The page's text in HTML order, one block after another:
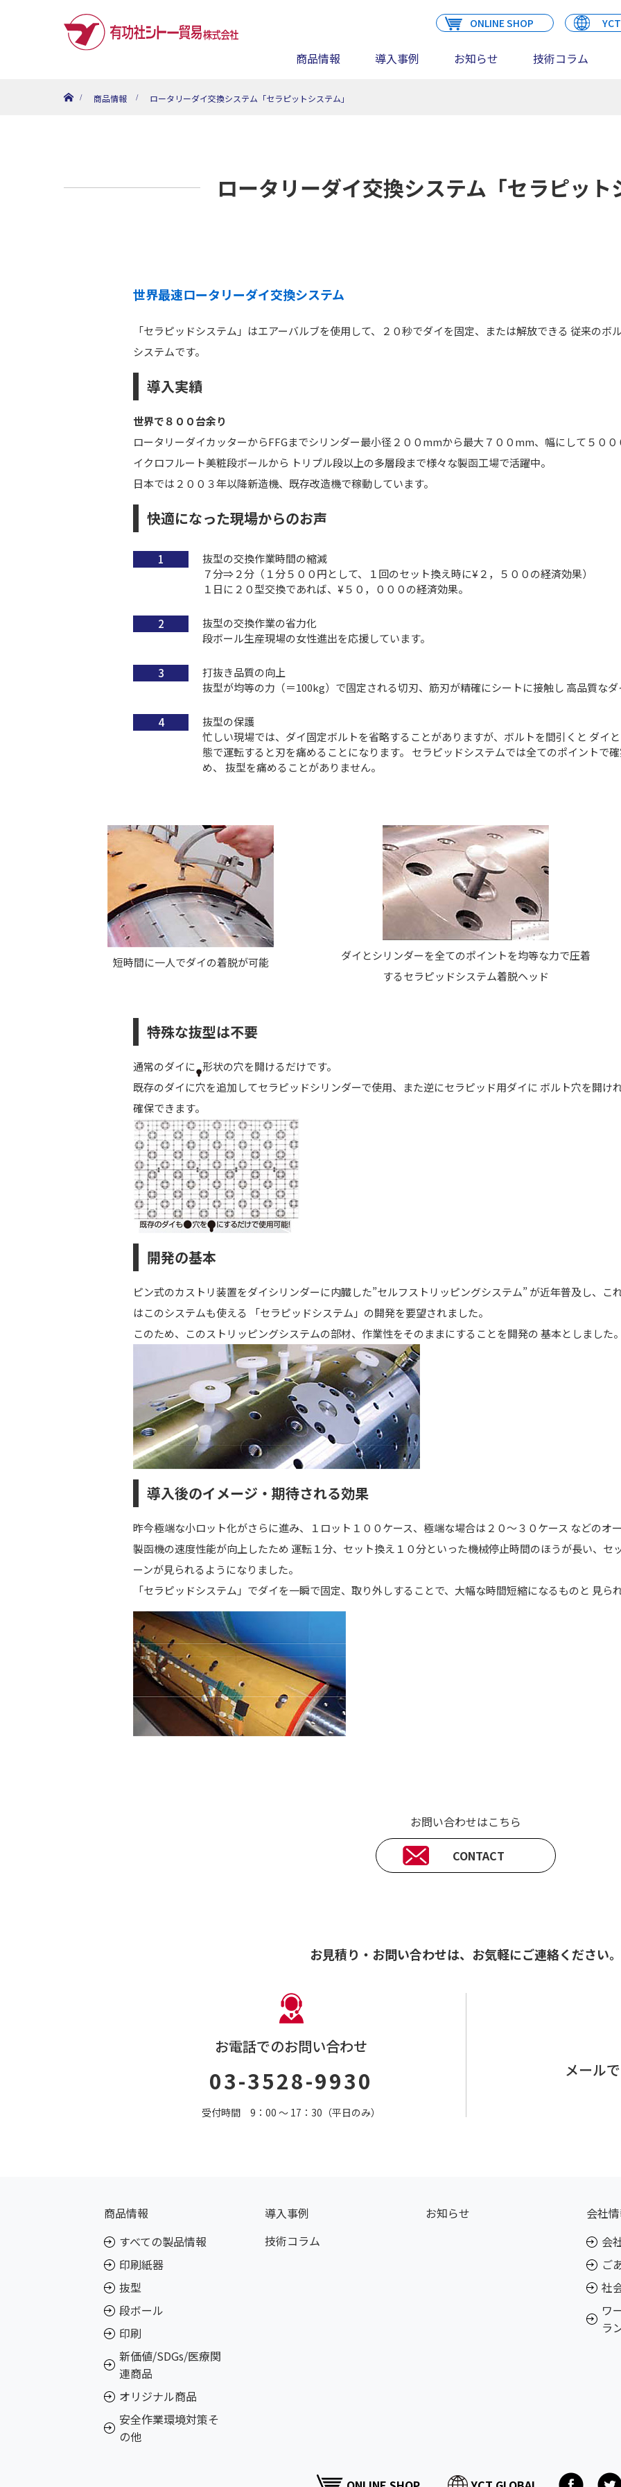
ONLINE SHOP
商品情報 導入事例 お知らせ 技術コラム
商品情報
ロータリーダイ交換システム「セラピットシステム」
ロータリーダイ交換システム「セラピット
世界最速ロータリーダイ交換システム
「セラピッドシステム」はエアーバルブを使用して、２０秒でダイを固定、または解放できる 従来の
システムです。
導入実績
世界で８００台余り
ロータリーダイカッターからFFGまでシリンダー最小径２００mmから最大７００mm、幅にして５０
イクロフルート美粧段ボールから トリプル段以上の多層段まで様々な製函工場で活躍中。
日本では２００３年以降新造機、既存改造機で稼動しています。
快適になった現場からのお声
抜型の交換作業時間の縮減
７分⇒２分（１分５００円として、１回のセット換え時に¥２，５００の経済効果）
１日に２０型交換であれば、¥５０，０００の経済効果。
抜型の交換作業の省力化
段ボール生産現場の女性進出を応援しています。
打抜き品質の向上
抜型が均等の力（＝100kg）で固定される切刃、筋刃が精確にシートに接触し 高品質な
抜型の保護
忙しい現場では、ダイ固定ボルトを省略することがありますが、ボルトを間引くと ダイ
態で運転すると刃を痛めることになります。 セラピッドシステムでは全てのポイントで
め、 抜型を痛めることがありません。
短時間に一人でダイの着脱が可能
ダイとシリンダーを全てのポイントを均等な力で圧着
するセラピッドシステム着脱ヘッド
特殊な抜型は不要
通常のダイに 形状の穴を開けるだけです。
既存のダイに穴を追加してセラピッドシリンダーで使用、また逆にセラピッド用ダイに ボルト穴を開け
確保できます。
開発の基本
ピン式のカストリ装置をダイシリンダーに内臓した”セルフストリッピングシステム” が近年普及し、こ
はこのシステムも使える 「セラピッドシステム」の開発を要望されました。
このため、このストリッピングシステムの部材、作業性をそのままにすることを開発の 基本としました
導入後のイメージ・期待される効果
昨今極端な小ロット化がさらに進み、１ロット１００ケース、極端な場合は２０〜３０ケース などのオ
製函機の速度性能が向上したため 運転１分、セット換え１０分といった機械停止時間のほうが長い、セ
ーンが見られるようになりました。
「セラピッドシステム」でダイを一瞬で固定、取り外しすることで、大幅な時間短縮になるものと 見ら
お問い合わせはこちら
CONTACT
お見積り・お問い合わせは、 お気軽にご連絡ください。
お電話でのお問い合わせ
03-3528-9930
受付時間 9：00 〜 17：30（平日のみ）
メール
商品情報
すべての製品情報
印刷紙器
抜型
段ボール
印刷
新価値/SDGs/医療関
連商品
オリジナル商品
安全作業環境対策そ
の他
導入事例
技術コラム
お知らせ
会社
会
ご
社
ワ
ラ